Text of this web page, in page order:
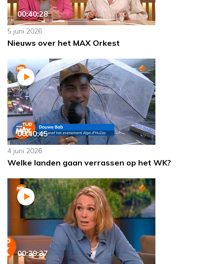
00:40:28
5 juni 2026
Nieuws over het MAX Orkest
00:40:45
4 juni 2026
Welke landen gaan verrassen op het WK?
00:39:37